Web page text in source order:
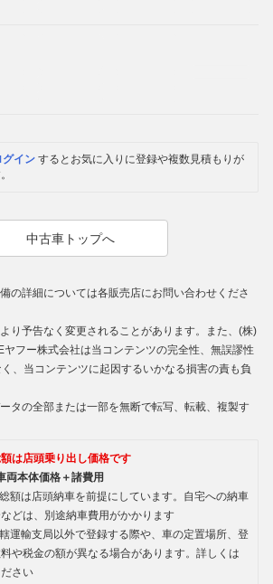
イン するとお気に入りに登録や複数見積もりが
中古車トップへ
の詳細については各販売店にお問い合わせくださ
り予告なく変更されることがあります。また、(株)
ヤフー株式会社は当コンテンツの完全性、無誤謬性
、当コンテンツに起因するいかなる損害の責も負
タの全部または一部を無断で転写、転載、複製す
は店頭乗り出し価格です
両本体価格＋諸費用
額は店頭納車を前提にしています。自宅への納車
どは、別途納車費用がかかります
運輸支局以外で登録する際や、車の定置場所、登
や税金の額が異なる場合があります。詳しくは
さい